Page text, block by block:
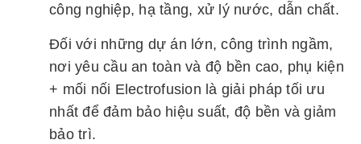
công nghiệp, hạ tầng, xử lý nước, dẫn chất.
Đối với những dự án lớn, công trình ngầm,
nơi yêu cầu an toàn và độ bền cao, phụ kiện
+ mối nối Electrofusion là giải pháp tối ưu
nhất để đảm bảo hiệu suất, độ bền và giảm
bảo trì.